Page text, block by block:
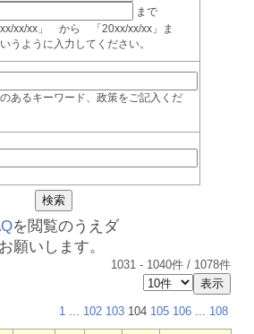
まで
xx/xx」 から 「20xx/xx/xx」ま
うように入力してください。
あるキーワード、政策をご記入くだ
を閲覧のうえダ
願いします。
1031 - 1040件 / 1078件
1 ... 102 103 104 105 106 ... 108